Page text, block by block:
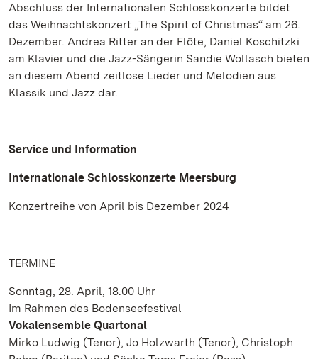
Abschluss der Internationalen Schlosskonzerte bildet
das Weihnachtskonzert „The Spirit of Christmas“ am 26.
Dezember. Andrea Ritter an der Flöte, Daniel Koschitzki
am Klavier und die Jazz-Sängerin Sandie Wollasch bieten
an diesem Abend zeitlose Lieder und Melodien aus
Klassik und Jazz dar.
Service und Information
Internationale Schlosskonzerte Meersburg
Konzertreihe von April bis Dezember 2024
TERMINE
Sonntag, 28. April, 18.00 Uhr
Im Rahmen des Bodenseefestival
Vokalensemble Quartonal
Mirko Ludwig (Tenor), Jo Holzwarth (Tenor), Christoph